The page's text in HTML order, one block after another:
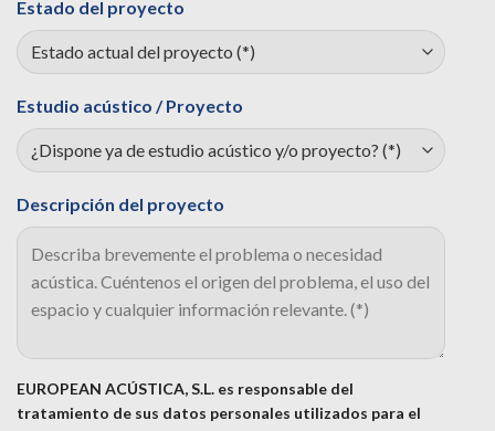
Estado del proyecto
Estudio acústico / Proyecto
Descripción del proyecto
EUROPEAN ACÚSTICA, S.L. es responsable del
tratamiento de sus datos personales utilizados para el